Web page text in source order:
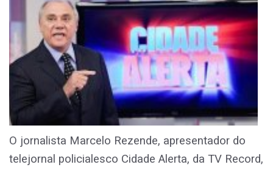
O jornalista Marcelo Rezende, apresentador do
telejornal policialesco Cidade Alerta, da TV Record,